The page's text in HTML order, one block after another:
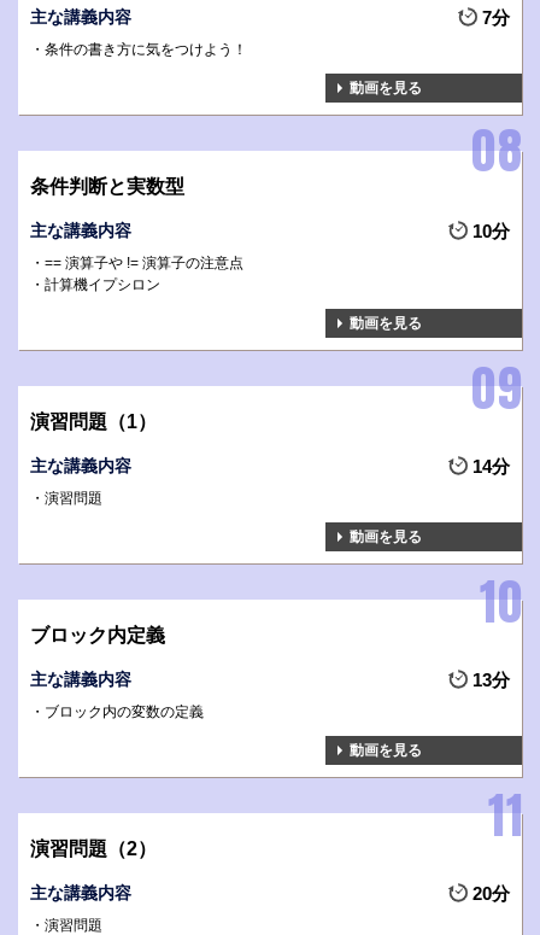
主な講義内容 7分
条件の書き方に気をつけよう！
動画を見る
条件判断と実数型
主な講義内容 10分
== 演算子や != 演算子の注意点
計算機イプシロン
動画を見る
演習問題（1）
主な講義内容 14分
演習問題
動画を見る
ブロック内定義
主な講義内容 13分
ブロック内の変数の定義
動画を見る
演習問題（2）
主な講義内容 20分
演習問題